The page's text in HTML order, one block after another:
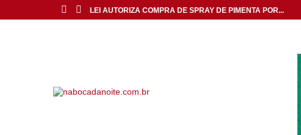
LEI AUTORIZA COMPRA DE SPRAY DE PIMENTA POR...